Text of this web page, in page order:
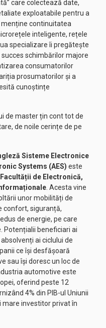
care colectează date,
exploatabile pentru a
continuitatea
inteligente, rețele
specializare îi pregătește
schimbărilor majore
consumatorilor
prosumatorilor și a
cunoștințe
de master țin cont tot de
de noile cerințe de pe
Sisteme Electronice
Systems (AES) este
Facultății de Electronică,
. Acesta vine
unor mobilități de
confort, siguranță,
de energie, pe care
Potențialii beneficiari ai
ai ciclului de
ce își desfășoară
sau își doresc un loc de
automotive este
oferind peste 12
4% din PIB-ul Uniunii
mare investitor privat în